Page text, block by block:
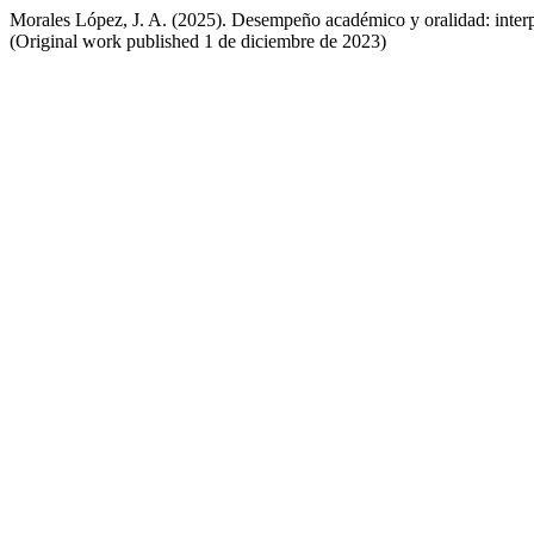
Morales López, J. A. (2025). Desempeño académico y oralidad:
(Original work published 1 de diciembre de 2023)